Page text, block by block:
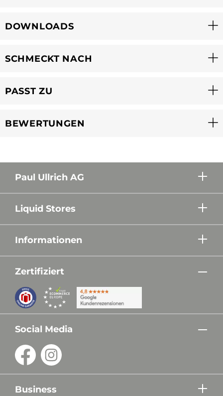
DOWNLOADS
SCHMECKT NACH
PASST ZU
BEWERTUNGEN
Paul Ullrich AG
Liquid Stores
Informationen
Zertifiziert
Social Media
Business